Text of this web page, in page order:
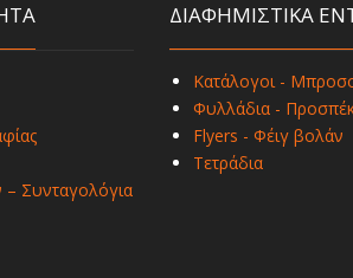
Συνταγολόγια
ΔΙΑΦΗΜΙΣΤΙΚΑ
Κατάλογοι -
Φυλλάδια -
Flyers - Φέιγ βολάν
Τετράδια